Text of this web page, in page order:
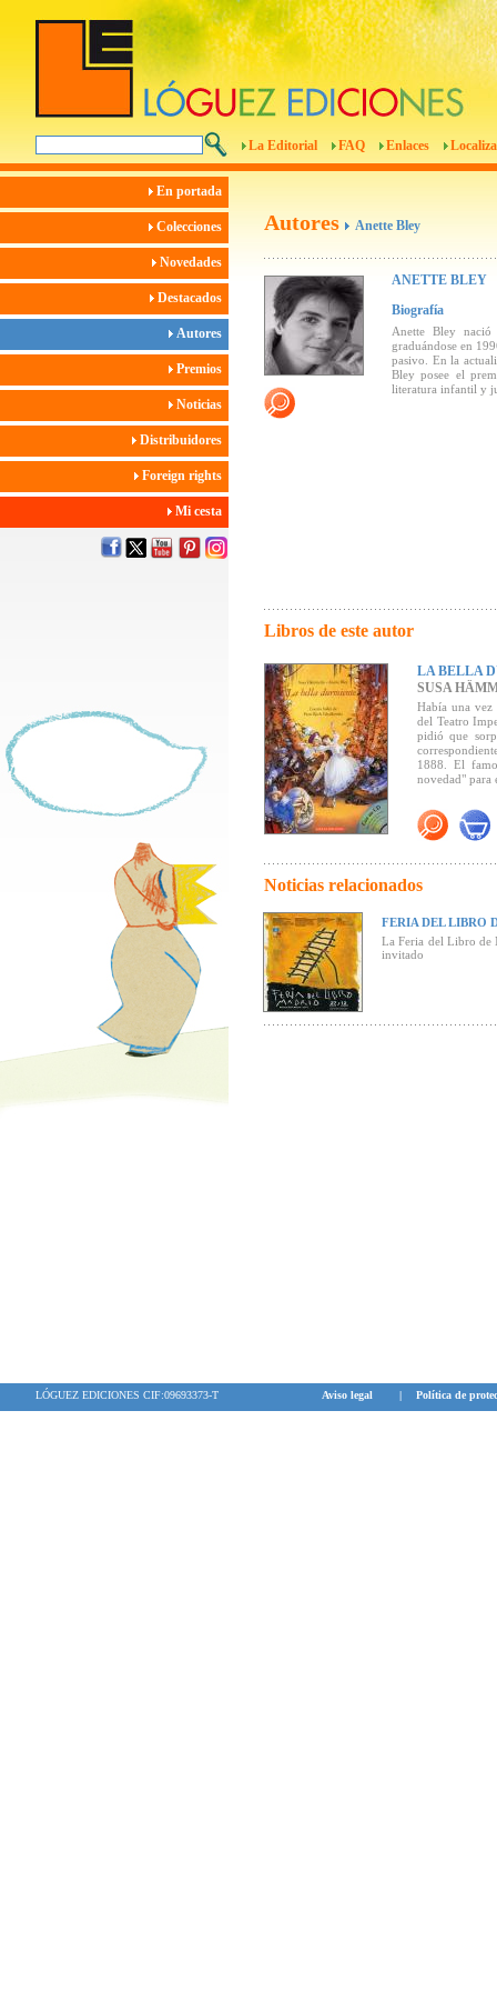
La Editorial FAQ Enlaces
En portada
Colecciones
Novedades
Destacados
Autores
Premios
Noticias
Distribuidores
Foreign rights
Mi cesta
Autores Anette Bley
ANETTE BLEY
Biografía
Anette Bley
graduándose en
pasivo. En la
Bley posee el
literatura infantil y
Libros de este autor
LA BELLA
SUSA
Había una vez
del Teatro
pidió que
1888. El
novedad" para
La Bella
popular...
ilustradora
siempre
escenario de
Noticias relacionados
FERIA DEL LIBRO
La Feria del Libro de
invitado
LÓGUEZ EDICIONES CIF:09693373-T Aviso legal | Política de